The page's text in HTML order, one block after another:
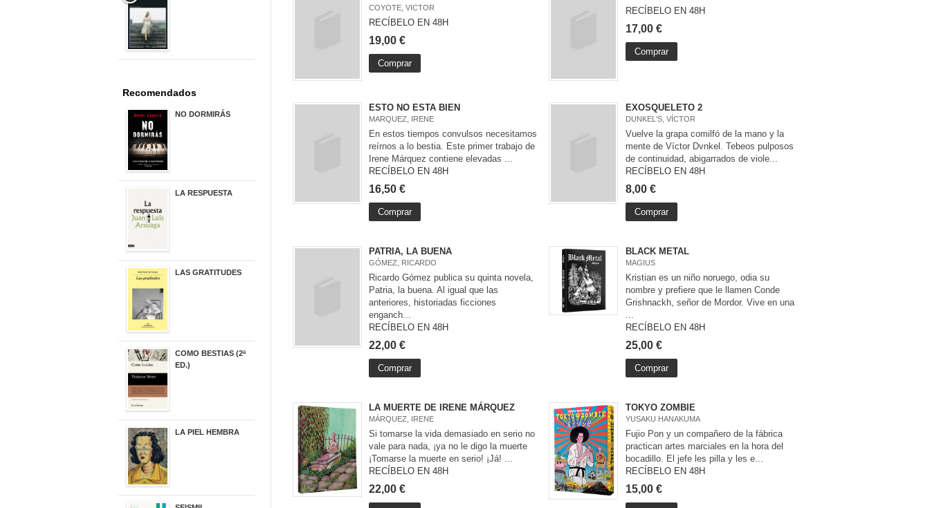
COYOTE, VICTOR
RECÍBELO EN 48H
19,00 €
Comprar
RECÍBELO EN 48H
17,00 €
Comprar
ESTO NO ESTA BIEN
MARQUEZ, IRENE
En estos tiempos convulsos necesitamos
reírnos a lo bestia. Este primer trabajo de
Irene Márquez contiene elevadas ...
RECÍBELO EN 48H
16,50 €
Comprar
EXOSQUELETO 2
DUNKEL'S, VÍCTOR
Vuelve la grapa comilfó de la mano y la
mente de Víctor Dvnkel. Tebeos pulposos
de continuidad, abigarrados de viole...
RECÍBELO EN 48H
8,00 €
Comprar
PATRIA, LA BUENA
GÓMEZ, RICARDO
Ricardo Gómez publica su quinta novela,
Patria, la buena. Al igual que las
anteriores, historiadas ficciones
enganch...
RECÍBELO EN 48H
22,00 €
Comprar
BLACK METAL
MAGIUS
Kristian es un niño noruego, odia su
nombre y prefiere que le llamen Conde
Grishnackh, señor de Mordor. Vive en una
...
RECÍBELO EN 48H
25,00 €
Comprar
LA MUERTE DE IRENE MÁRQUEZ
MÁRQUEZ, IRENE
Si tomarse la vida demasiado en serio no
vale para nada, ¡ya no le digo la muerte
¡Tomarse la muerte en serio! ¡Já! ...
RECÍBELO EN 48H
22,00 €
TOKYO ZOMBIE
YUSAKU HANAKUMA
Fujio Pon y un compañero de la fábrica
practican artes marciales en la hora del
bocadillo. El jefe les pilla y les e...
RECÍBELO EN 48H
15,00 €
Recomendados
NO DORMIRÁS
LA RESPUESTA
LAS GRATITUDES
COMO BESTIAS (2ª
ED.)
LA PIEL HEMBRA